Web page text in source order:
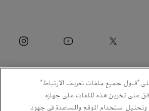
"قبول جميع ملفات تعريف الارتباط"
على تخزين هذه الملفات على جهازه
استخدام الموقع والمساعدة في جهود